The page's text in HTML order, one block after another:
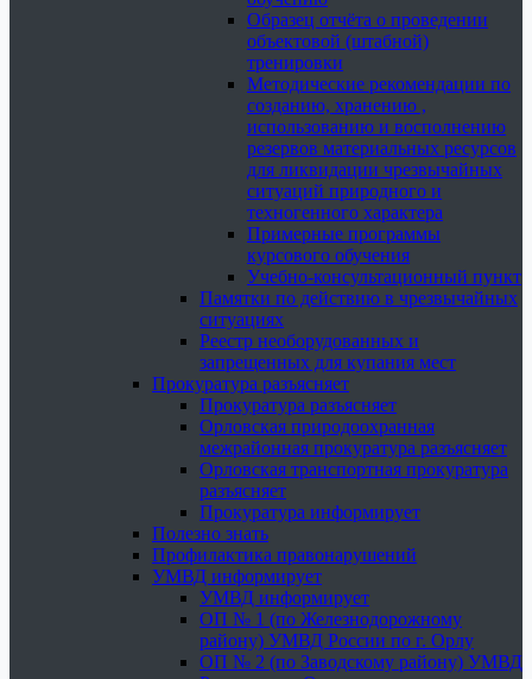
Образец отчёта о проведении
объектовой (штабной)
тренировки
Методические рекомендации по
созданию, хранению ,
использованию и восполнению
резервов материальных ресурсов
для ликвидации чрезвычайных
ситуаций природного и
техногенного характера
Примерные программы
курсового обучения
Учебно-консультационный пункт
Памятки по действию в чрезвычайных
ситуациях
Реестр необорудованных и
запрещенных для купания мест
Прокуратура разъясняет
Прокуратура разъясняет
Орловская природоохранная
межрайонная прокуратура разъясняет
Орловская транспортная прокуратура
разъясняет
Прокуратура информирует
Полезно знать
Профилактика правонарушений
УМВД информирует
УМВД информирует
ОП № 1 (по Железнодорожному
району) УМВД России по г. Орлу
ОП № 2 (по Заводскому району) УМВД